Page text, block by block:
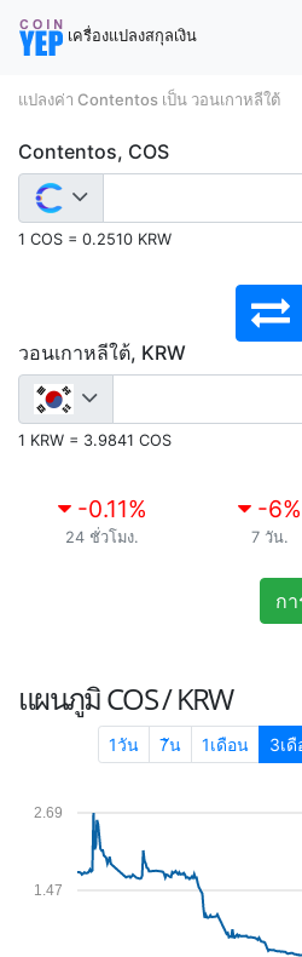
เครื่องแปลงสกุลเงิน
แปลงค่า Contentos เป็น วอนเกาหลีใต้
Contentos, COS
1 COS = 0.2510 KRW
วอนเกาหลีใต้, KRW
1 KRW = 3.9841 COS
-0.11%
24 ชั่วโมง.
-6%
7 วัน.
ก
แผนภูมิCOS / KRW
1วัน 7ัน 1เดือน 3เ
1.47
2.69